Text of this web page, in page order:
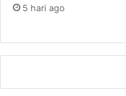
5 hari ago